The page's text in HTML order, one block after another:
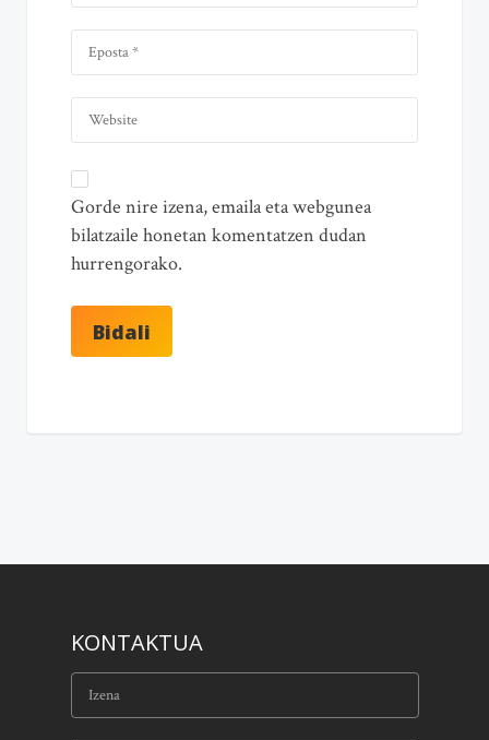
Gorde nire izena, emaila eta webgunea
bilatzaile honetan komentatzen dudan
hurrengorako.
KONTAKTUA